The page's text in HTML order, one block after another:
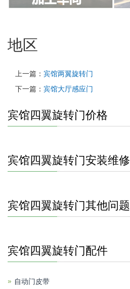
地区
上一篇： 宾馆两翼旋转门
下一篇： 宾馆大厅感应门
宾馆四翼旋转门价格
宾馆四翼旋转门安装维修
宾馆四翼旋转门其他问题
宾馆四翼旋转门配件
自动门皮带